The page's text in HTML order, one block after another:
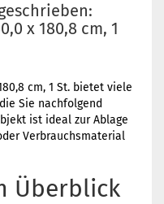
x 180,8 cm, 1
cm, 1 St. bietet viele
Sie nachfolgend
ist ideal zur Ablage
Verbrauchsmaterial
Überblick